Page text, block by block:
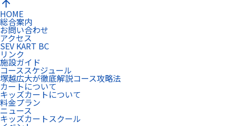
arrow_upward
HOME
総合案内
お問い合わせ
アクセス
SEV KART BC
リンク
施設ガイド
コーススケジュール
塚越広大が徹底解説コース攻略法
カートについて
キッズカートについて
料金プラン
ニュース
キッズカートスクール